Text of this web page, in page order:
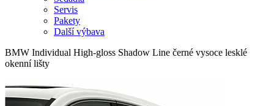
Servis
Pakety
Další výbava
BMW Individual High-gloss Shadow Line černé vysoce lesklé
okenní lišty